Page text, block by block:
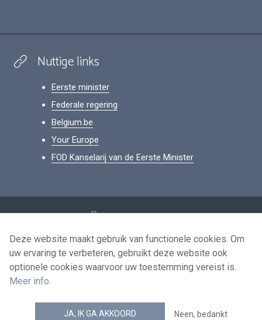
Nuttige links
Eerste minister
Federale regering
Belgium.be
Your Europe
FOD Kanselarij van de Eerste Minister
Persoonsgegevens
Voorwaarden voor het hergebruik
Contacteer ons
news.belgium RSS feed
Deze website maakt gebruik van functionele cookies. Om
uw ervaring te verbeteren, gebruikt deze website ook
optionele cookies waarvoor uw toestemming vereist is.
Meer info.
JA, IK GA AKKOORD Neen, bedankt